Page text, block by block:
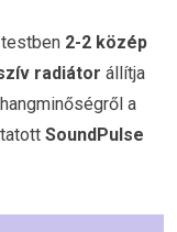
2-2 közép
radiátor állítja
a
SoundPulse